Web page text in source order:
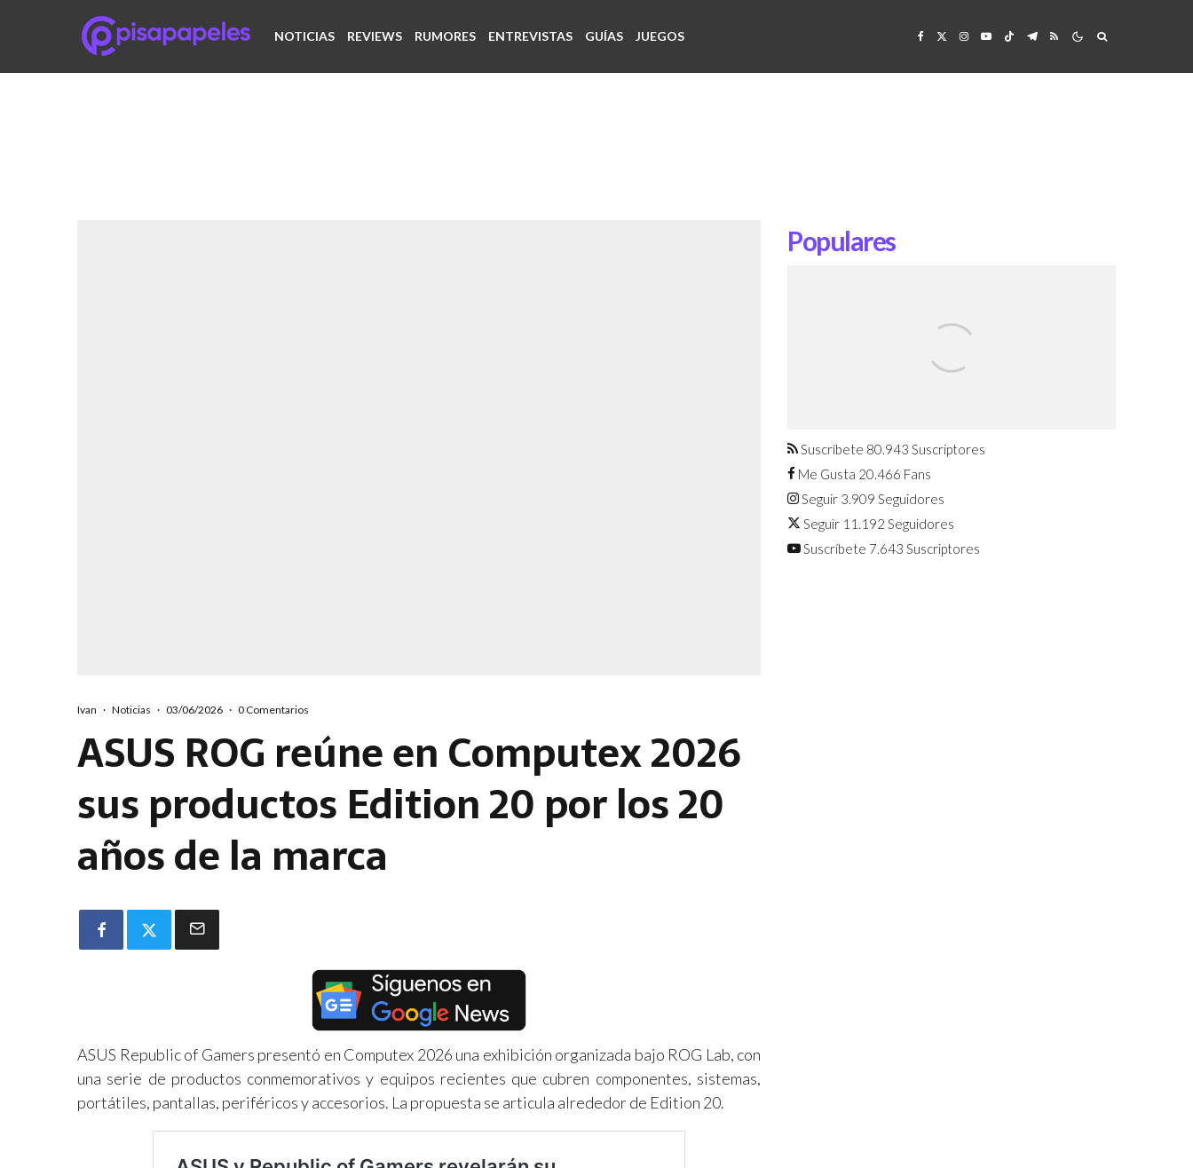
NOTICIAS REVIEWS RUMORES ENTREVISTAS GUÍAS JUEGOS
Ivan · Noticias · 03/06/2026 · 0 Comentarios
ASUS ROG reúne en Computex 2026
sus productos Edition 20 por los 20
años de la marca
ASUS Republic of Gamers presentó en Computex 2026 una exhibición organizada bajo ROG Lab, con
una serie de productos conmemorativos y equipos recientes que cubren componentes, sistemas,
portátiles, pantallas, periféricos y accesorios. La propuesta se articula alrededor de Edition 20.
Populares
agosto
Suscríbete 80.943 Suscriptores
Me Gusta 20.466 Fans
Seguir 3.909 Seguidores
Seguir 11.192 Seguidores
Suscríbete 7.643 Suscriptores